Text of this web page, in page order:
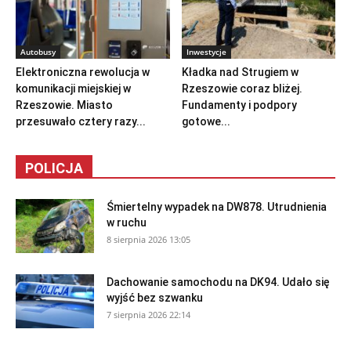
Autobusy
Elektroniczna rewolucja w
komunikacji miejskiej w
Rzeszowie. Miasto
przesuwało cztery razy...
Inwestycje
Kładka nad Strugiem w
Rzeszowie coraz bliżej.
Fundamenty i podpory
gotowe...
POLICJA
Śmiertelny wypadek na DW878. Utrudnienia
w ruchu
8 sierpnia 2026 13:05
Dachowanie samochodu na DK94. Udało się
wyjść bez szwanku
7 sierpnia 2026 22:14